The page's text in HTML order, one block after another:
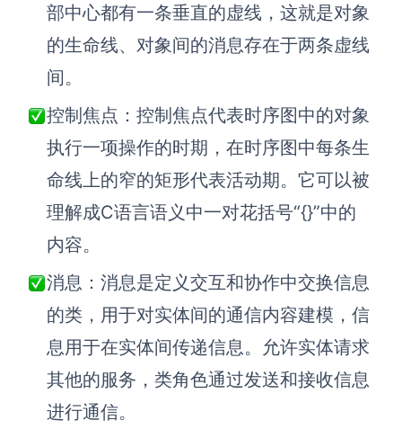
部中心都有一条垂直的虚线，这就是对象
的生命线、对象间的消息存在于两条虚线
间。
控制焦点：控制焦点代表时序图中的对象
执行一项操作的时期，在时序图中每条生
命线上的窄的矩形代表活动期。它可以被
理解成C语言语义中一对花括号“{}”中的
内容。
消息：消息是定义交互和协作中交换信息
的类，用于对实体间的通信内容建模，信
息用于在实体间传递信息。允许实体请求
其他的服务，类角色通过发送和接收信息
进行通信。